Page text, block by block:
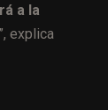
a la
”, explica